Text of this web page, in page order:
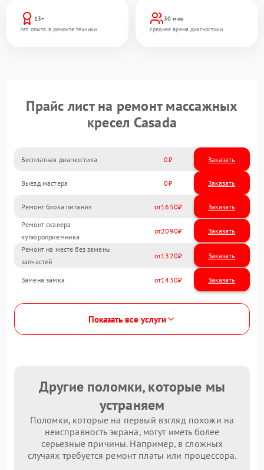
13+
лет опыта в ремонте техники
30 мин
среднее время диагностики
Прайс лист на ремонт массажных
кресел Casada
Бесплатная диагностика 0 Заказать
Выезд мастера 0 Заказать
Ремонт блока питания 1650
Ремонт сканера
купюроприемника
2090
Ремонт на месте без замены
запчастей
1320
Замена замка 1430
Показать все услуги
Другие поломки, которые мы
устраняем
Поломки, которые на первый взгляд похожи на
неисправность экрана, могут иметь более
серьезные причины. Например, в сложных
случаях требуется ремонт платы или процессора.